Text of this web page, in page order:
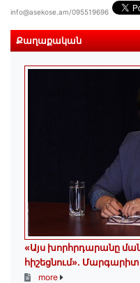
info@asekose.am/095519696
Քաղաքական
«Այս խորհրդարանը
հիշեցնում»․
more